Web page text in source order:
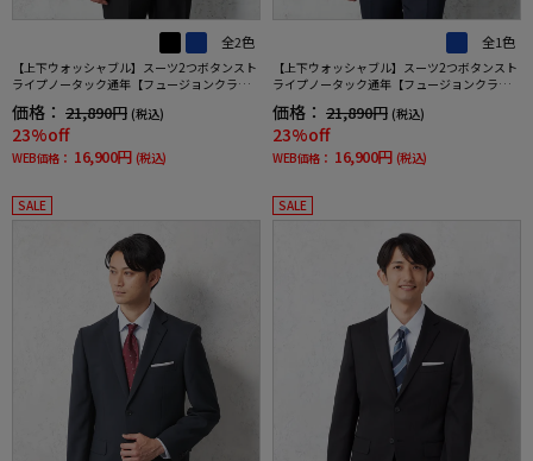
全2色
【上下ウォッシャブル】スーツ2つボタンスト
ライプノータック通年【フュージョンクラ
価格： 21,890円 (税込)
23%off
WEB価格： 16,900円 (税込)
全1色
【上下ウォッシャブル】スーツ2つボタンスト
ライプノータック通年【フュージョンクラ
価格： 21,890円 (税込)
23%off
WEB価格： 16,900円 (税込)
SALE SALE